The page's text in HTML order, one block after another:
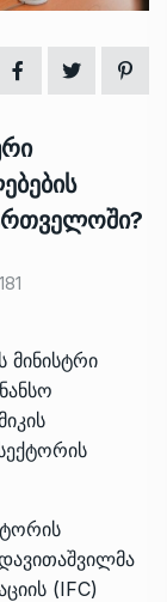
181
მინისტრი
(IFC)